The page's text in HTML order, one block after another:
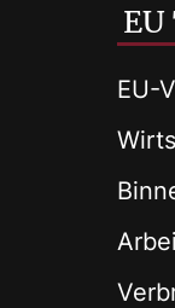
EU-